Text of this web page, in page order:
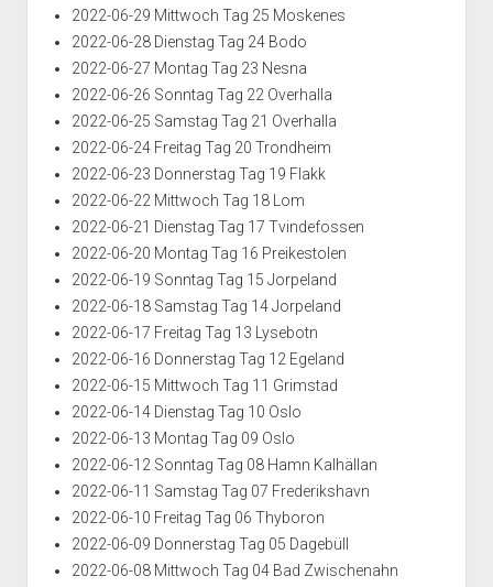
2022-06-29 Mittwoch Tag 25 Moskenes
2022-06-28 Dienstag Tag 24 Bodo
2022-06-27 Montag Tag 23 Nesna
2022-06-26 Sonntag Tag 22 Overhalla
2022-06-25 Samstag Tag 21 Overhalla
2022-06-24 Freitag Tag 20 Trondheim
2022-06-23 Donnerstag Tag 19 Flakk
2022-06-22 Mittwoch Tag 18 Lom
2022-06-21 Dienstag Tag 17 Tvindefossen
2022-06-20 Montag Tag 16 Preikestolen
2022-06-19 Sonntag Tag 15 Jorpeland
2022-06-18 Samstag Tag 14 Jorpeland
2022-06-17 Freitag Tag 13 Lysebotn
2022-06-16 Donnerstag Tag 12 Egeland
2022-06-15 Mittwoch Tag 11 Grimstad
2022-06-14 Dienstag Tag 10 Oslo
2022-06-13 Montag Tag 09 Oslo
2022-06-12 Sonntag Tag 08 Hamn Kalhällan
2022-06-11 Samstag Tag 07 Frederikshavn
2022-06-10 Freitag Tag 06 Thyboron
2022-06-09 Donnerstag Tag 05 Dagebüll
2022-06-08 Mittwoch Tag 04 Bad Zwischenahn